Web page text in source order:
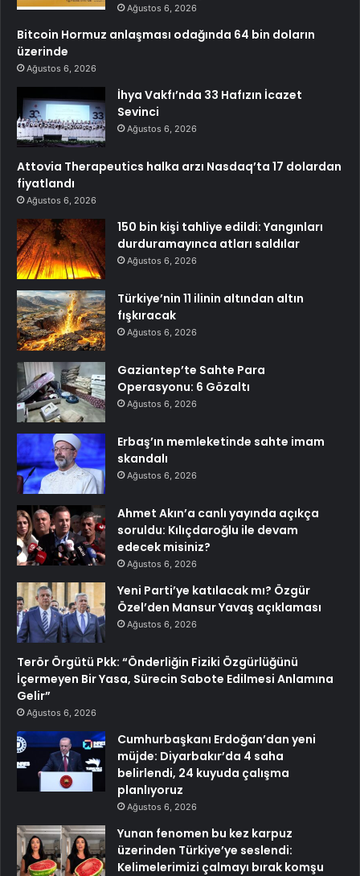
Ağustos 6, 2026
Bitcoin Hormuz anlaşması odağında 64 bin doların
üzerinde
Ağustos 6, 2026
İhya Vakfı’nda 33 Hafızın İcazet
Sevinci
Ağustos 6, 2026
Attovia Therapeutics halka arzı Nasdaq’ta 17 dolardan
fiyatlandı
Ağustos 6, 2026
150 bin kişi tahliye edildi: Yangınları
durduramayınca atları saldılar
Ağustos 6, 2026
Türkiye’nin 11 ilinin altından altın
fışkıracak
Ağustos 6, 2026
Gaziantep’te Sahte Para
Operasyonu: 6 Gözaltı
Ağustos 6, 2026
Erbaş’ın memleketinde sahte imam
skandalı
Ağustos 6, 2026
Ahmet Akın’a canlı yayında açıkça
soruldu: Kılıçdaroğlu ile devam
edecek misiniz?
Ağustos 6, 2026
Yeni Parti’ye katılacak mı? Özgür
Özel’den Mansur Yavaş açıklaması
Ağustos 6, 2026
Terör Örgütü Pkk: “Önderliğin Fiziki Özgürlüğünü
İçermeyen Bir Yasa, Sürecin Sabote Edilmesi Anlamına
Gelir”
Ağustos 6, 2026
Cumhurbaşkanı Erdoğan’dan yeni
müjde: Diyarbakır’da 4 saha
belirlendi, 24 kuyuda çalışma
planlıyoruz
Ağustos 6, 2026
Yunan fenomen bu kez karpuz
üzerinden Türkiye’ye seslendi:
Kelimelerimizi çalmayı bırak komşu